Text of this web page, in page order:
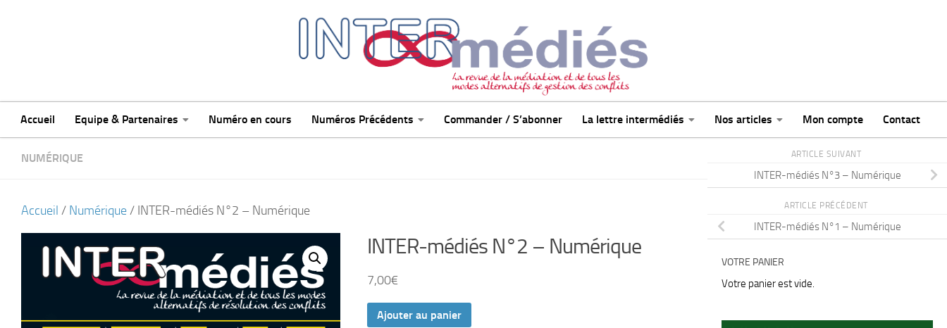
Accueil Equipe & Partenaires Numéro en cours Numéros Précédents Commander / S’abonner La lettre intermédiés Nos articles Mon compte Contact
NUMÉRIQUE
Accueil / Numérique/ INTER-médiés N°2 – Numérique
INTER-médiés N°2 – Numérique
7,00€
Ajouter au panier
ARTICLE SUIVANT
INTER-médiés N°3 – Numérique
ARTICLE PRÉCÉDENT
INTER-médiés N°1 – Numérique
VOTRE PANIER
Votre panier est vide.